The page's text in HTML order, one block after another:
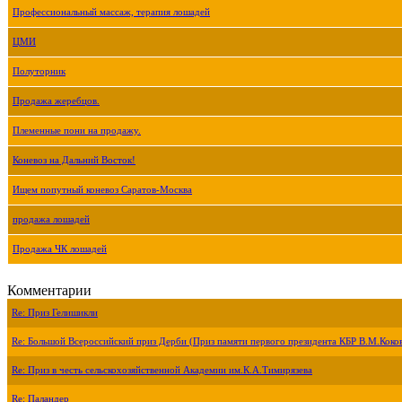
Профессиональный массаж, терапия лошадей
ЦМИ
Полуторник
Продажа жеребцов.
Племенные пони на продажу.
Коневоз на Дальний Восток!
Ищем попутный коневоз Саратов-Москва
продажа лошадей
Продажа ЧК лошадей
Комментарии
Re: Приз Гелишикли
Re: Большой Всероссийский приз Дерби (Приз памяти первого президента КБР
Re: Приз в честь сельскохозяйственной Академии им.К.А.Тимирязева
Re: Паландер